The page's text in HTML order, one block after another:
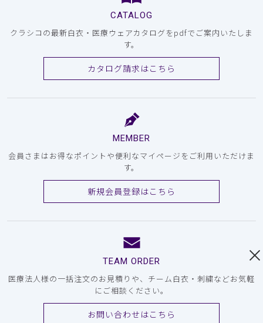
CATALOG
クラシコの最新白衣・医療ウェアカタログをpdfでご案内いたしま
す。
カタログ請求はこちら
MEMBER
会員さまはお得なポイントや便利なマイページをご利用いただけま
す。
新規会員登録はこちら
TEAM ORDER
医療法人様の一括注文のお見積りや、チーム白衣・刺繍などお気軽
にご相談ください。
お問い合わせはこちら